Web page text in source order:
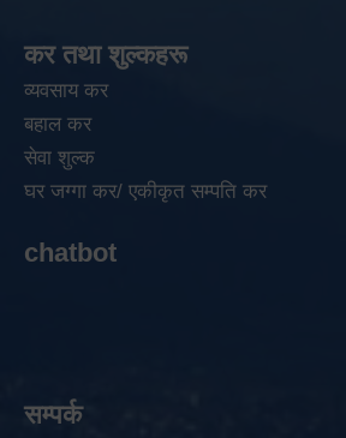
कर तथा शुल्कहरू
व्यवसाय कर
बहाल कर
सेवा शुल्क
घर जग्गा कर/ एकीकृत सम्पति कर
chatbot
सम्पर्क